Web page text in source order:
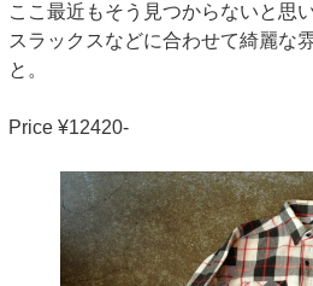
ここ最近もそう見つからないと思い
スラックスなどに合わせて綺麗な
と。
Price ¥12420-